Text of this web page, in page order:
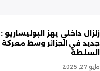
زلزال داخلي يهز
جديد في الجزائر وسط
السلطة
مايو 27, 2025